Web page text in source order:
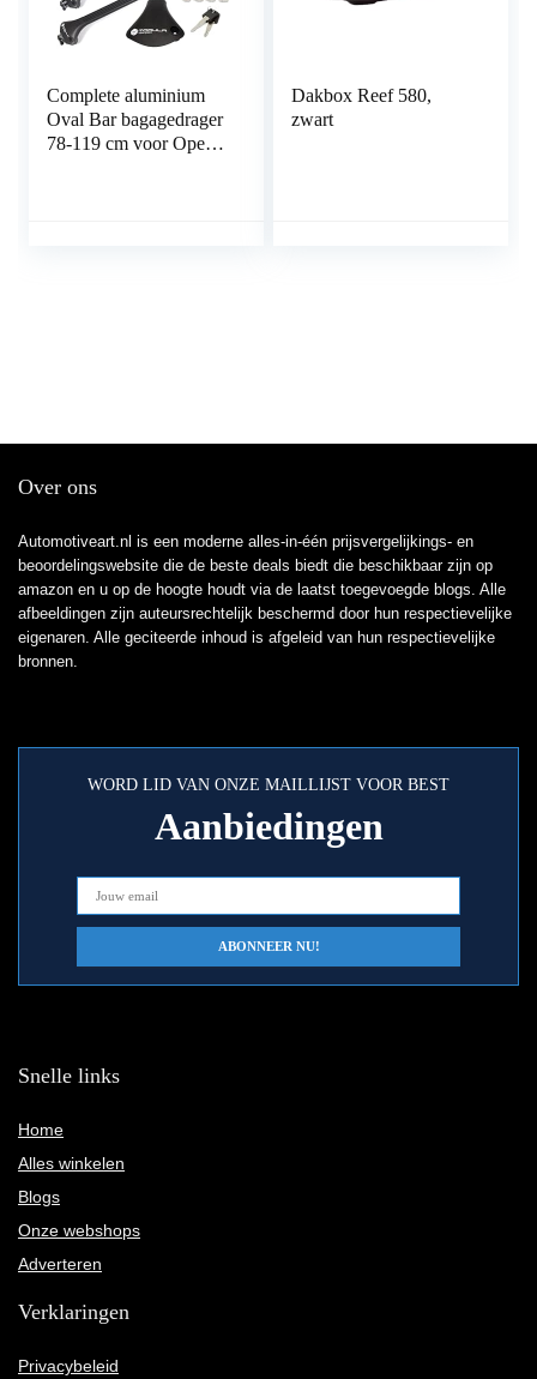
Complete aluminium
Oval Bar bagagedrager
78-119 cm voor Opel
Dakbox Reef 580,
zwart
Over ons
Automotiveart.nl is een moderne alles-in-één prijsvergelijkings- en
beoordelingswebsite die de beste deals biedt die beschikbaar zijn op
amazon en u op de hoogte houdt via de laatst toegevoegde blogs. Alle
afbeeldingen zijn auteursrechtelijk beschermd door hun respectievelijke
eigenaren. Alle geciteerde inhoud is afgeleid van hun respectievelijke
bronnen.
WORD LID VAN ONZE MAILLIJST VOOR BEST
Aanbiedingen
Snelle links
Home
Alles winkelen
Blogs
Onze webshops
Adverteren
Verklaringen
Privacybeleid